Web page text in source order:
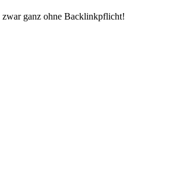
zwar ganz ohne Backlinkpflicht!